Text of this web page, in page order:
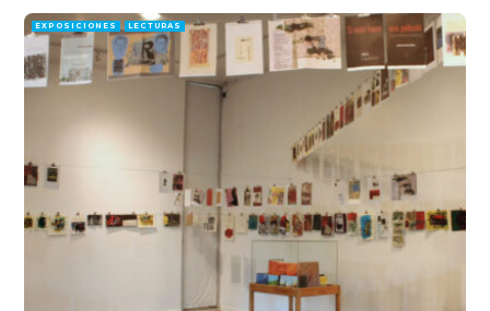
EXPOSICIONES LECTURAS